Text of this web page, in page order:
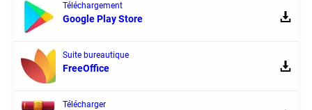
Téléchargement
Google Play Store
Suite bureautique
FreeOffice
Télécharger